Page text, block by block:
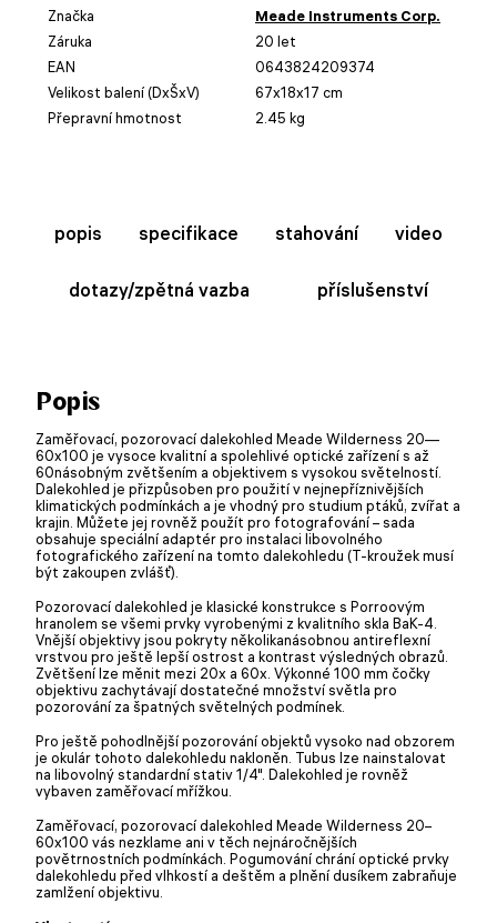
Značka
Meade Instruments Corp.
Záruka
20 let
EAN
0643824209374
Velikost balení (DxŠxV)
67x18x17 cm
Přepravní hmotnost
2.45 kg
popis specifikace stahování video
dotazy/zpětná vazba příslušenství
Popis
Zaměřovací, pozorovací dalekohled Meade Wilderness 20—
60x100 je vysoce kvalitní a spolehlivé optické zařízení s až
60násobným zvětšením a objektivem s vysokou světelností.
Dalekohled je přizpůsoben pro použití v nejnepříznivějších
klimatických podmínkách a je vhodný pro studium ptáků, zvířat a
krajin. Můžete jej rovněž použít pro fotografování – sada
obsahuje speciální adaptér pro instalaci libovolného
fotografického zařízení na tomto dalekohledu (T-kroužek musí
být zakoupen zvlášť).
Pozorovací dalekohled je klasické konstrukce s Porroovým
hranolem se všemi prvky vyrobenými z kvalitního skla BaK-4.
Vnější objektivy jsou pokryty několikanásobnou antireflexní
vrstvou pro ještě lepší ostrost a kontrast výsledných obrazů.
Zvětšení lze měnit mezi 20x a 60x. Výkonné 100 mm čočky
objektivu zachytávají dostatečné množství světla pro
pozorování za špatných světelných podmínek.
Pro ještě pohodlnější pozorování objektů vysoko nad obzorem
je okulár tohoto dalekohledu nakloněn. Tubus lze nainstalovat
na libovolný standardní stativ 1/4". Dalekohled je rovněž
vybaven zaměřovací mřížkou.
Zaměřovací, pozorovací dalekohled Meade Wilderness 20–
60x100 vás nezklame ani v těch nejnáročnějších
povětrnostních podmínkách. Pogumování chrání optické prvky
dalekohledu před vlhkostí a deštěm a plnění dusíkem zabraňuje
zamlžení objektivu.